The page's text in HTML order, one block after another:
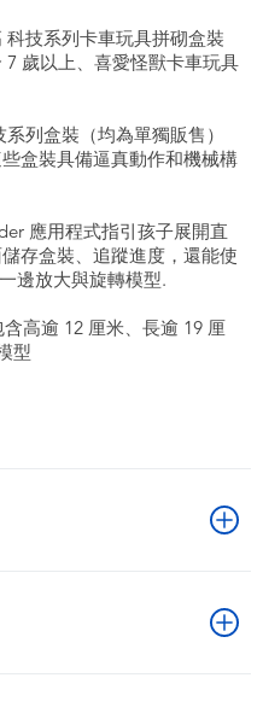
技系列卡車玩具拼砌盒裝
歲以上、喜愛怪獸卡車玩具
列盒裝（均為單獨販售）
盒裝具備逼真動作和機械構
應用程式指引孩子展開直
存盒裝、追蹤進度，還能使
邊放大與旋轉模型.
高逾 12 厘米、長逾 19 厘
型